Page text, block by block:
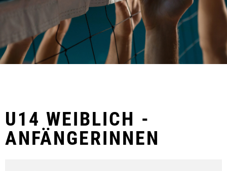
U14 WEIBLICH -
ANFÄNGERINNEN